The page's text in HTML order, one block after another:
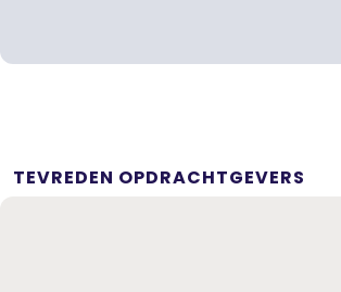
TEVREDEN OPDRACHTGEVERS